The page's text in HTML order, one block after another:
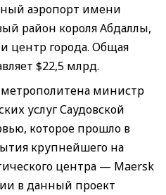
аэропорт имени
район короля Абдаллы,
центр города. Общая
$22,5 млрд.
министр
услуг Саудовской
которое прошло в
крупнейшего на
центра — Maersk
в данный проект